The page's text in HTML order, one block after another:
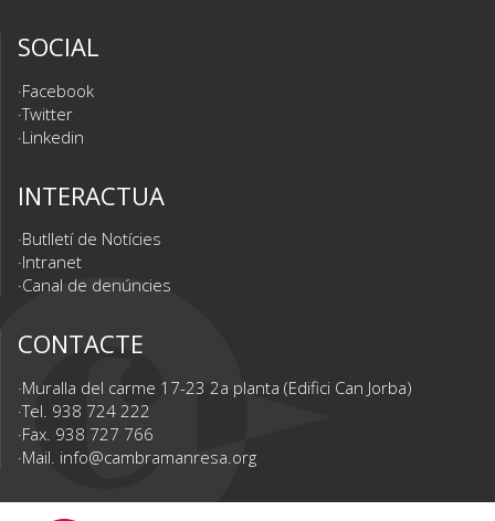
SOCIAL
Facebook
Twitter
Linkedin
INTERACTUA
Butlletí de Notícies
Intranet
Canal de denúncies
CONTACTE
Muralla del carme 17-23 2a planta (Edifici Can Jorba)
Tel. 938 724 222
Fax. 938 727 766
Mail. info@cambramanresa.org